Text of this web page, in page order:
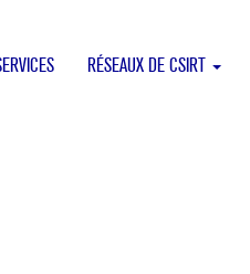
RÉSEAUX DE CSIRT